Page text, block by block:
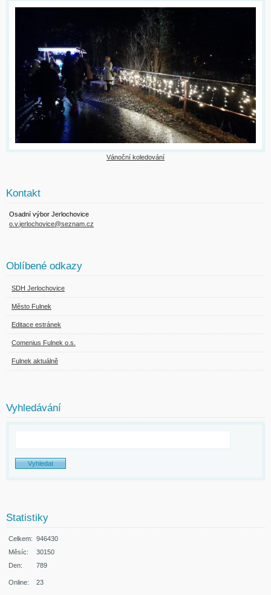
Vánoční koledování
Kontakt
Osadní výbor Jerlochovice
o.v.jerlochovice@seznam.cz
Oblíbené odkazy
SDH Jerlochovice
Město Fulnek
Editace estránek
Comenius Fulnek o.s.
Fulnek aktuálně
Vyhledávání
Statistiky
Online: 23
Celkem: 946430
Měsíc:
30150
Den:
789